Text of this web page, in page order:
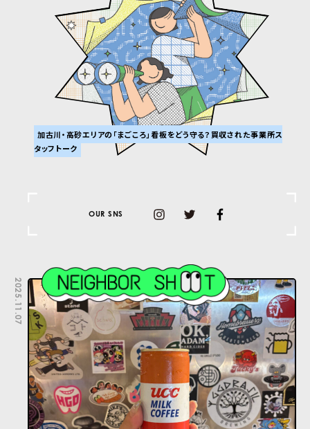
加古川・高砂エリアの「まごころ」看板をどう守る？買収された事業所ス
タッフトーク
OUR SNS
2025.11.07